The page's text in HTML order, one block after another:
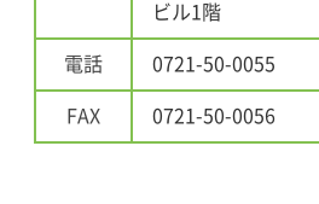
ビル1階
電話 0721-50-0055
FAX 0721-50-0056